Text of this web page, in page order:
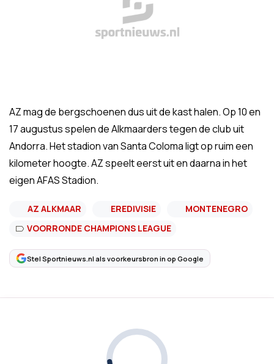
AZ mag de bergschoenen dus uit de kast halen. Op 10 en
17 augustus spelen de Alkmaarders tegen de club uit
Andorra. Het stadion van Santa Coloma ligt op ruim een
kilometer hoogte. AZ speelt eerst uit en daarna in het
eigen AFAS Stadion.
AZ ALKMAAR EREDIVISIE
MONTENEGRO
VOORRONDE CHAMPIONS LEAGUE
Stel Sportnieuws.nl als voorkeursbron in op Google